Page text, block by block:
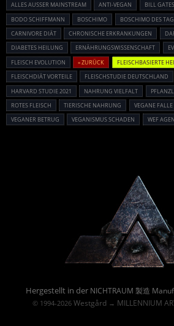
ALLES AUSSER MAINSTREAM ANTI-VEGAN
BILL
BODO SCHIFFMANN
BOSCHIMO BOSCHIMO DES
CARNIVORE DIÄT
CHRONISCHE ERKRANKUNGEN
DIABETES HEILUNG
ERNÄHRUNGSWISSENSCHAFT
FLEISCH EVOLUTION
« ZURÜCK
FLEISCHBASIERTE
FLEISCHDIÄT VORTEILE
FLEISCHSTUDIE DEUTSCHLAND
HARVARD STUDIE 2021
NAHRUNG VIELFALT
ROTES FLEISCH
TIERISCHE NAHRUNG VEGANE FALLE
VEGANER BETRUG
VEGANISMUS SCHADEN WEF
Hergestellt in der NICHTRAUM 製造
© 1994-2026 Westgård→ MILLENNIUM
Powered By :